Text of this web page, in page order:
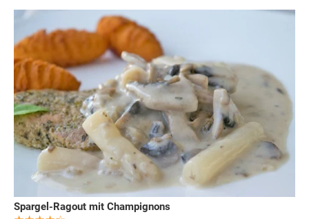
Spargel-Ragout mit Champignons